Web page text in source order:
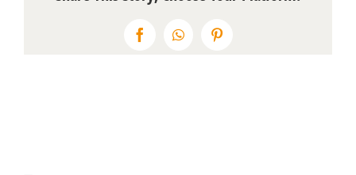
FacebookWhatsAppPinterest